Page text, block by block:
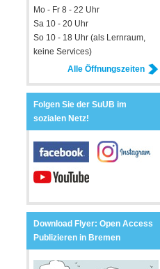
Mo - Fr 8 - 22 Uhr
Sa 10 - 20 Uhr
So 10 - 18 Uhr (als Lernraum,
keine Services)
Alle Öffnungszeiten
Folgen Sie der SuUB im
sozialen Netz!
Download Flyer: Open Access
Publizieren in Bremen